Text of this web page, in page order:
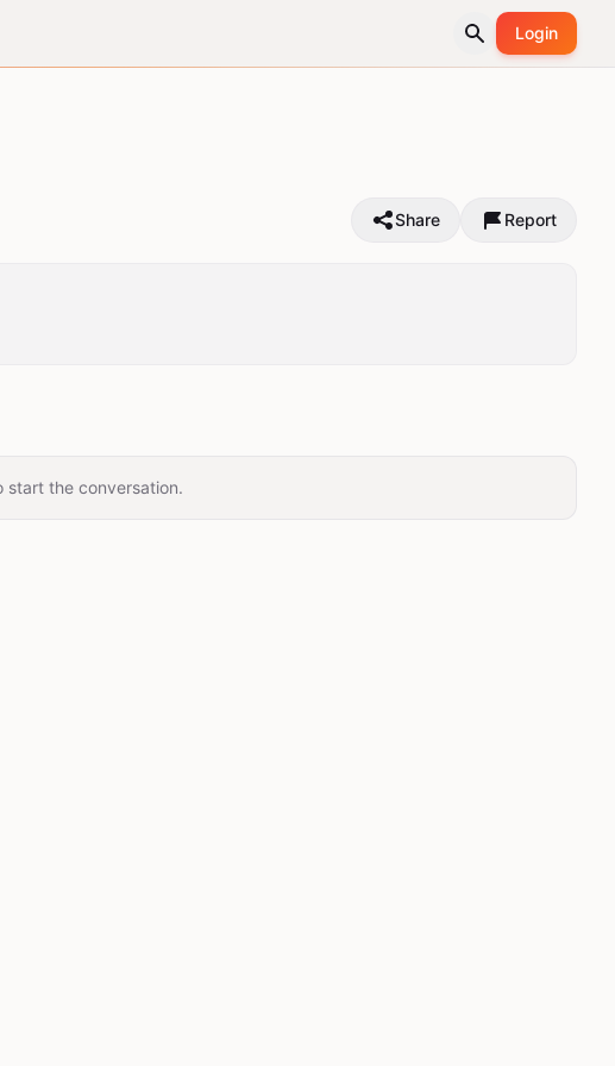
Login
Share Report
start the conversation.